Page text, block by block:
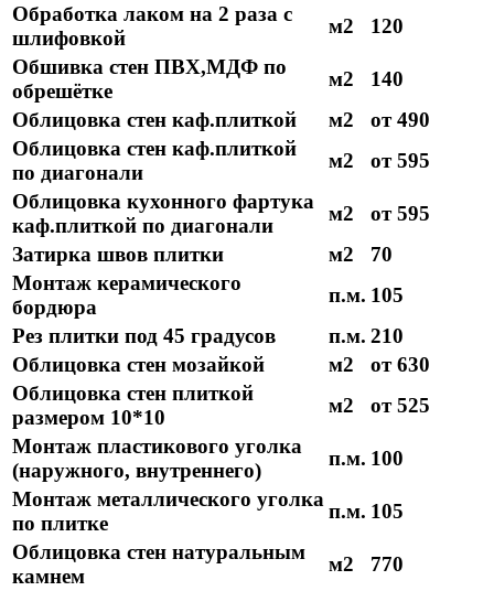
Обработка лаком на 2 раза с
шлифовкой
м2
120
Обшивка стен ПВХ,МДФ по
обрешётке
м2
140
Облицовка стен каф.плиткой
м2
от 490
Облицовка стен каф.плиткой
по диагонали
м2
от 595
Облицовка кухонного фартука
каф.плиткой по диагонали
м2
от 595
Затирка швов плитки
м2
70
Монтаж керамического
бордюра
п.м. 105
Рез плитки под 45 градусов
п.м. 210
Облицовка стен мозайкой
м2
от 630
Облицовка стен плиткой
размером 10*10
м2
от 525
Монтаж пластикового уголка
(наружного, внутреннего)
п.м. 100
Монтаж металлического уголка
по плитке
п.м. 105
Облицовка стен натуральным
камнем
м2
770